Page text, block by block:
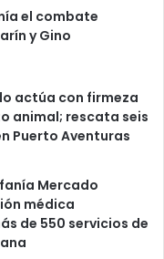
el combate
y Gino
actúa con firmeza
animal; rescata seis
Puerto Aventuras
Mercado
médica
de 550 servicios de